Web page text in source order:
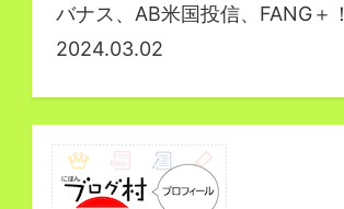
バナス、AB米国投信、FANG＋！
2024.03.02